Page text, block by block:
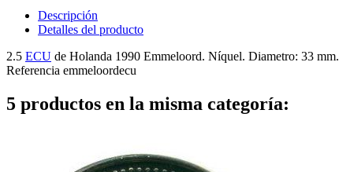
Descripción
Detalles del producto
2.5 ECU de Holanda 1990 Emmeloord. Níquel. Diametro: 33 mm.
Referencia emmeloordecu
5 productos en la misma categoría: